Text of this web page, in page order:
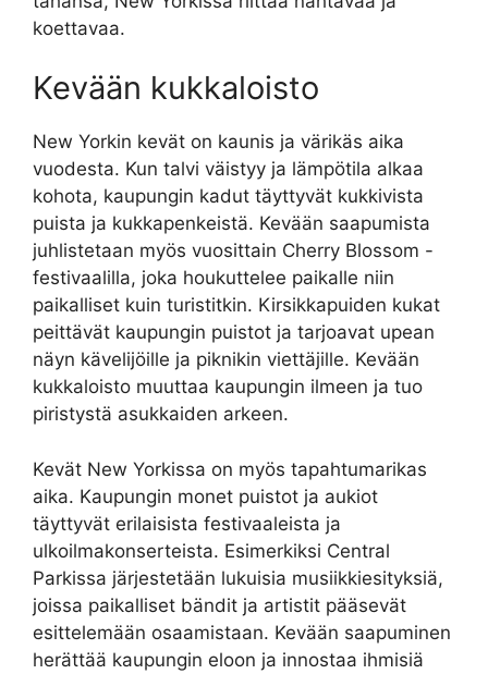
koettavaa.
Kevään kukkaloisto
New Yorkin kevät on kaunis ja värikäs aika
vuodesta. Kun talvi väistyy ja lämpötila alkaa
kohota, kaupungin kadut täyttyvät kukkivista
puista ja kukkapenkeistä. Kevään saapumista
juhlistetaan myös vuosittain Cherry Blossom -
festivaalilla, joka houkuttelee paikalle niin
paikalliset kuin turistitkin. Kirsikkapuiden kukat
peittävät kaupungin puistot ja tarjoavat upean
näyn kävelijöille ja piknikin viettäjille. Kevään
kukkaloisto muuttaa kaupungin ilmeen ja tuo
piristystä asukkaiden arkeen.
Kevät New Yorkissa on myös tapahtumarikas
aika. Kaupungin monet puistot ja aukiot
täyttyvät erilaisista festivaaleista ja
ulkoilmakonserteista. Esimerkiksi Central
Parkissa järjestetään lukuisia musiikkiesityksiä,
joissa paikalliset bändit ja artistit pääsevät
esittelemään osaamistaan. Kevään saapuminen
herättää kaupungin eloon ja innostaa ihmisiä